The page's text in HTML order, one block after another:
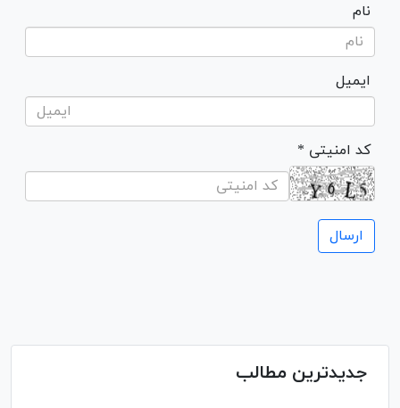
نام
ایمیل
* کد امنیتی
جدیدترین مطالب